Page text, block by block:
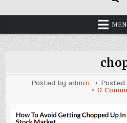
Posted by admin
0